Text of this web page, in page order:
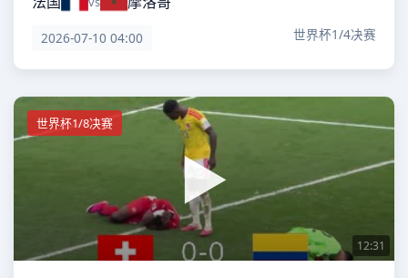
2026-07-10 04:00 世界杯1/4决赛
世界杯1/8决赛
12:31